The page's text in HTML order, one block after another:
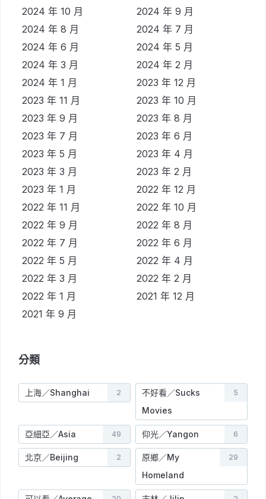
2024 年 10 月
2024 年 9 月
2024 年 8 月
2024 年 7 月
2024 年 6 月
2024 年 5 月
2024 年 3 月
2024 年 2 月
2024 年 1 月
2023 年 12 月
2023 年 11 月
2023 年 10 月
2023 年 9 月
2023 年 8 月
2023 年 7 月
2023 年 6 月
2023 年 5 月
2023 年 4 月
2023 年 3 月
2023 年 2 月
2023 年 1 月
2022 年 12 月
2022 年 11 月
2022 年 10 月
2022 年 9 月
2022 年 8 月
2022 年 7 月
2022 年 6 月
2022 年 5 月
2022 年 4 月
2022 年 3 月
2022 年 2 月
2022 年 1 月
2021 年 12 月
2021 年 9 月
分類
上海／Shanghai 2
不好看／Sucks
Movies
5
亞細亞／Asia 49 仰光／Yangon 6
北京／Beijing 2
原鄉／My
Homeland
29